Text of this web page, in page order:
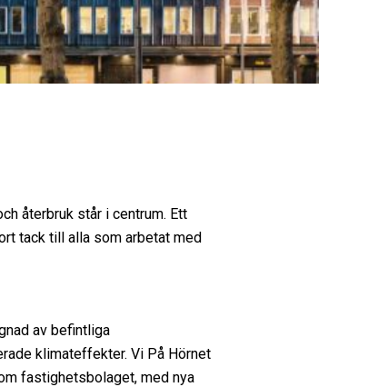
återbruk står i centrum. Ett
tack till alla som arbetat med
av befintliga
klimateffekter. Vi På Hörnet
fastighetsbolaget, med nya